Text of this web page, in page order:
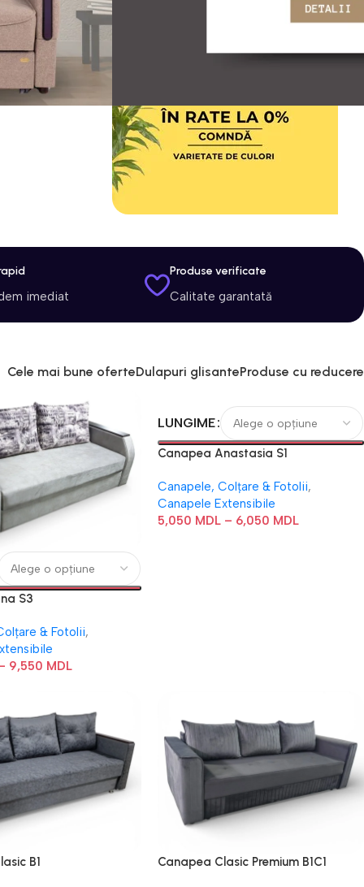
imediat
Produse verificate
Calitate garantată
Cele mai bune oferteDulapuri glisanteProduse cu reducere
S3
& Fotolii,
9,550 MDL
LUNGIME
Canapea Anastasia S1
Canapele, Colțare & Fotolii,
Canapele Extensibile
5,050 MDL – 6,050 MDL
B1 Canapea Clasic Premium B1C1